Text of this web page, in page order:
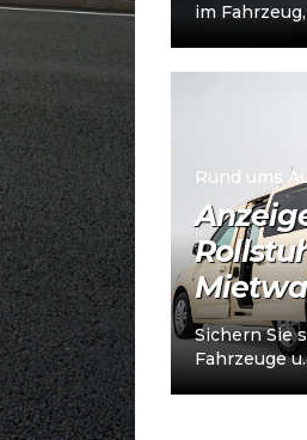
im
Rund ums
Sichern Sie
Fahrzeuge